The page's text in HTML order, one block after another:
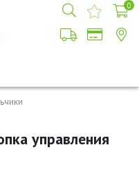
0
управления